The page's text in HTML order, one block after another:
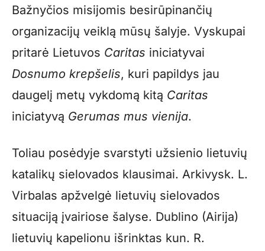
Bažnyčios misijomis besirūpinančių
organizacijų veiklą mūsų šalyje. Vyskupai
pritarė Lietuvos Caritas iniciatyvai
Dosnumo krepšelis, kuri papildys jau
daugelį metų vykdomą kitą Caritas
iniciatyvą Gerumas mus vienija.
Toliau posėdyje svarstyti užsienio lietuvių
katalikų sielovados klausimai. Arkivysk. L.
Virbalas apžvelgė lietuvių sielovados
situaciją įvairiose šalyse. Dublino (Airija)
lietuvių kapelionu išrinktas kun. R.